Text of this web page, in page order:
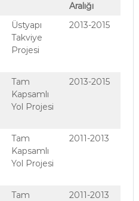
Aralığı
Üstyapı
Takviye
Projesi
2013-2015
Tam
Kapsamlı
Yol Projesi
2013-2015
Tam
Kapsamlı
Yol Projesi
2011-2013
Tam
2011-2013